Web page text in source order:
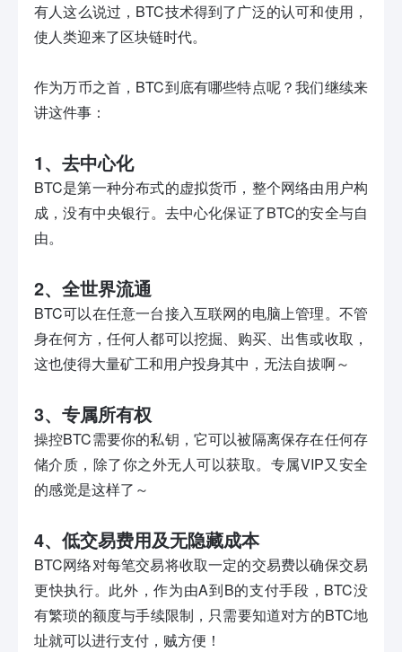
有人这么说过，BTC技术得到了广泛的认可和使用，
使人类迎来了区块链时代。
作为万币之首，BTC到底有哪些特点呢？我们继续来
讲这件事：
1、去中心化
BTC是第一种分布式的虚拟货币，整个网络由用户构
成，没有中央银行。去中心化保证了BTC的安全与自
由。
2、全世界流通
BTC可以在任意一台接入互联网的电脑上管理。不管
身在何方，任何人都可以挖掘、购买、出售或收取，
这也使得大量矿工和用户投身其中，无法自拔啊～
3、专属所有权
操控BTC需要你的私钥，它可以被隔离保存在任何存
储介质，除了你之外无人可以获取。专属VIP又安全
的感觉是这样了～
4、低交易费用及无隐藏成本
BTC网络对每笔交易将收取一定的交易费以确保交易
更快执行。此外，作为由A到B的支付手段，BTC没
有繁琐的额度与手续限制，只需要知道对方的BTC地
址就可以进行支付，贼方便！